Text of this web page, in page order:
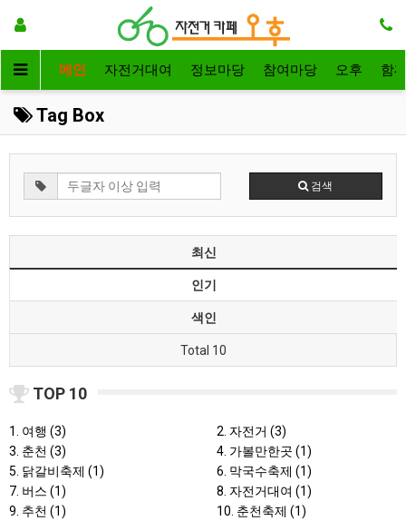
메인 자전거대여 정보마당 참여마당 오후 함
Tag Box
검색
최신
인기
색인
Total 10
TOP 10
1. 여행 (3)
2. 자전거 (3)
3. 춘천 (3)
4. 가볼만한곳 (1)
5. 닭갈비축제 (1)
6. 막국수축제 (1)
7. 버스 (1)
8. 자전거대여 (1)
9. 추천 (1)
10. 춘천축제 (1)